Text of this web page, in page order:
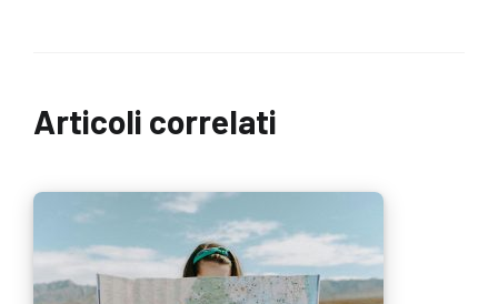
Articoli correlati